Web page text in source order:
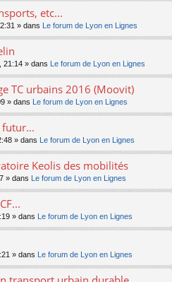
etc...
» dans Le forum de Lyon en Lignes
21:14 » dans Le forum de Lyon en Lignes
TC urbains 2016 (Moovit)
» dans Le forum de Lyon en Lignes
» dans Le forum de Lyon en Lignes
Keolis des mobilités
» dans Le forum de Lyon en Lignes
» dans Le forum de Lyon en Lignes
» dans Le forum de Lyon en Lignes